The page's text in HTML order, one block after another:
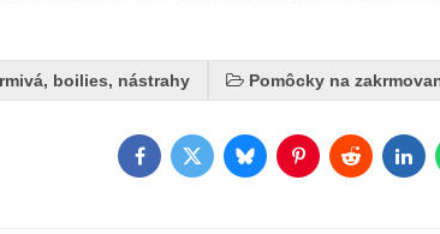
boilies, nástrahy Pomôcky na
FacebookTwitterBlueskyPinterestReddit